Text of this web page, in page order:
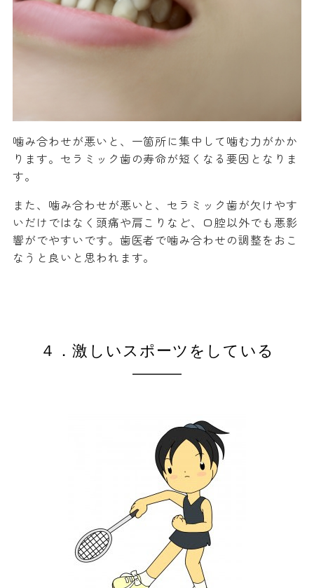
噛み合わせが悪いと、一箇所に集中して噛む力がかか
ります。セラミック歯の寿命が短くなる要因となりま
す。
また、噛み合わせが悪いと、セラミック歯が欠けやす
いだけではなく頭痛や肩こりなど、口腔以外でも悪影
響がでやすいです。歯医者で噛み合わせの調整をおこ
なうと良いと思われます。
４．激しいスポーツをしている